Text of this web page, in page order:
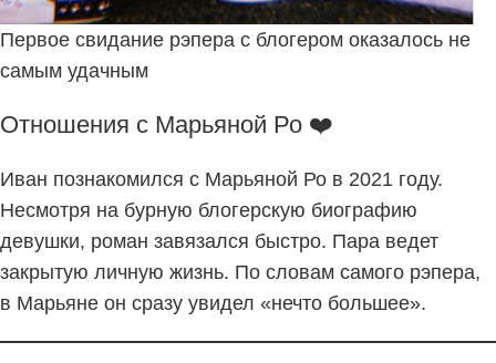
Первое свидание рэпера с блогером оказалось не
самым удачным
Отношения с Марьяной Ро ❤️
Иван познакомился с Марьяной Ро в 2021 году.
Несмотря на бурную блогерскую биографию
девушки, роман завязался быстро. Пара ведет
закрытую личную жизнь. По словам самого рэпера,
в Марьяне он сразу увидел «нечто большее».